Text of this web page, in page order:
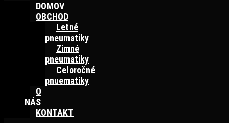
DOMOV
OBCHOD
Letné
pneumatiky
Zimné
pneumatiky
Celoročné
pnuematiky
O
NÁS
KONTAKT